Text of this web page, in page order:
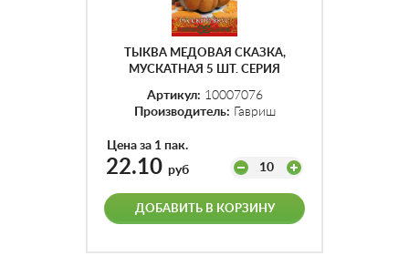
ТЫКВА МЕДОВАЯ СКАЗКА,
МУСКАТНАЯ 5 ШТ. СЕРИЯ
Артикул: 10007076
Производитель: Гавриш
Цена за 1 пак.
22.10 руб 10
ДОБАВИТЬ В КОРЗИНУ